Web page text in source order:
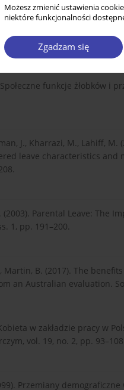
Możesz zmienić ustawienia
niektóre funkcjonalności
Zgadzam się
i potrzeba
no. 4, pp. 1–5.
funkcje żłobków i
J., Kharrazi, M., Lahiff,
leave characteristics
(2003). Parental Leave: The
1, pp. 191–200.
Martin, B. (2017). The
an Australian evaluation.
w zakładzie pracy w
vol. 19, no. 2, pp. 93–108.
Przemiany